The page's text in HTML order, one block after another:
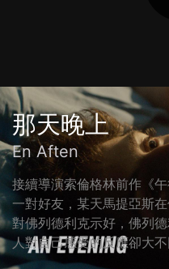
那天晚上
En Aften
接續導演索倫格林前作《
一對好友，某天馬提亞斯
對佛列德利克示好，佛列
人對自己感受的反應卻大不